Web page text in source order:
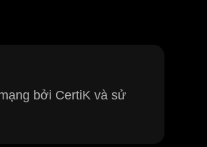
bởi CertiK và sử